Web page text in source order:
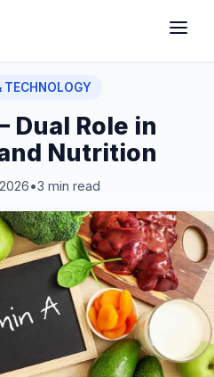
TECHNOLOGY
Dual Role in
Nutrition
•3 min read